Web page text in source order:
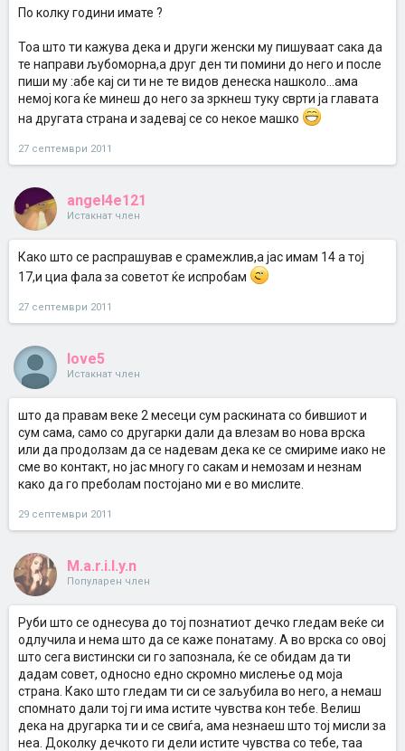
да ми помогне што да правам??
По колку години имате ?
Тоа што ти кажува дека и други женски му пишуваат сака да
те направи љубоморна,а друг ден ти помини до него и после
пиши му :абе кај си ти не те видов денеска нашколо...ама
немој кога ќе минеш до него за зркнеш туку сврти ја главата
на другата страна и задевај се со некое машко
27 септември 2011
angel4e121
Истакнат член
Како што се распрашував е срамежлив,а јас имам 14 а тој
17,и циа фала за советот ќе испробам
27 септември 2011
love5
Истакнат член
што да правам веке 2 месеци сум раскината со бившиот и
сум сама, само со другарки дали да влезам во нова врска
или да продолзам да се надевам дека ке се смириме иако не
сме во контакт, но јас многу го сакам и немозам и незнам
како да го преболам постојано ми е во мислите.
29 септември 2011
M.a.r.i.l.y.n
Популарен член
Руби што се однесува до тој познатиот дечко гледам веќе си
одлучила и нема што да се каже понатаму. А во врска со овој
што сега вистински си го запознала, ќе се обидам да ти
дадам совет, односно едно скромно мислење од моја
страна. Како што гледам ти си се заљубила во него, а немаш
спомнато дали тој ги има истите чувства кон тебе. Велиш
дека на другарка ти и се свиѓа, ама незнаеш што тој мисли за
неа. Доколку дечкото ги дели истите чувства со тебе, таа